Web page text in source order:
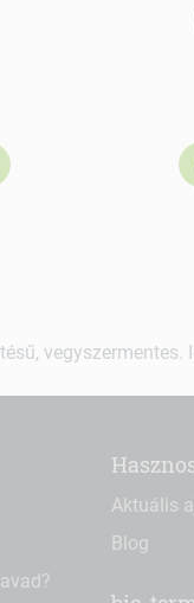
Aktuális
Blog